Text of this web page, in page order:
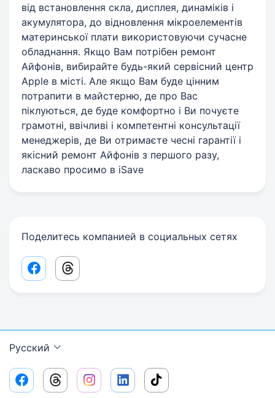
від встановлення скла, дисплея, динаміків і
акумулятора, до відновлення мікроелементів
материнської плати використовуючи сучасне
обладнання. Якщо Вам потрібен ремонт
Айфонів, вибирайте будь-який сервісний центр
Apple в місті. Але якщо Вам буде цінним
потрапити в майстерню, де про Вас
піклуються, де буде комфортно і Ви почуєте
грамотні, ввічливі і компетентні консультації
менеджерів, де Ви отримаєте чесні гарантії і
якісний ремонт Айфонів з першого разу,
ласкаво просимо в iSave
Поделитесь компанией в социальных сетях
Facebook share link
Threads share link
Русский